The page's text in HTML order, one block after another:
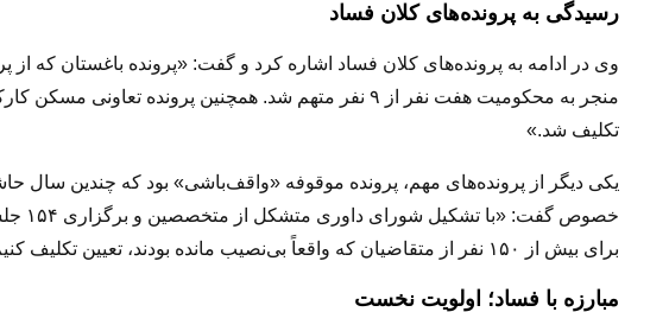
رسیدگی به پرونده‌های کلان فساد
وی در ادامه به پرونده‌های کلان فساد اشاره کرد و گفت: «پرونده باغستان که
تکلیف شد.»
یکی دیگر از پرونده‌های مهم، پرونده موقوفه «واقف‌باشی» بود که چندین سال
خصوص
برای بیش از ۱۵۰ نفر از متقاضیان که واقعاً بی‌نصیب مانده بودند، تعیین تکلیف کنیم.»
مبارزه با فساد؛ اولویت نخست